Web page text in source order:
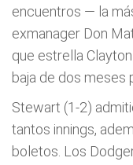
encuentros — la
exmanager Don
que estrella
baja de dos meses
Stewart (1-2)
tantos innings,
boletos. Los